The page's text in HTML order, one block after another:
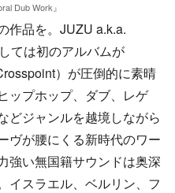
Dub Work』
作品を。JUZU a.k.a.
ては初のアルバムが
）が圧倒的に素晴
ップホップ、ダブ、レゲ
どジャンルを越境しながら
ヴが腰にくる新時代のワー
強い無国籍サウンドは奥深
イスラエル、ベルリン、フ